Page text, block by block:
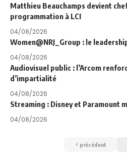
Matthieu Beauchamps devient
programmation à LCI
04/08/2026
Women@NRJ_Group : le
04/08/2026
Audiovisuel public : l’Arcom
d’impartialité
04/08/2026
Streaming : Disney et Paramount
04/08/2026
précédent